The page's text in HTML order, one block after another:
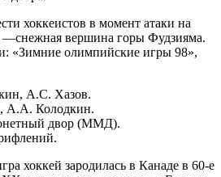
хоккеистов в момент атаки на
—снежная вершина горы Фудзияма.
«Зимние олимпийские игры 98»,
А.С. Хазов.
А.А. Колодкин.
двор (ММД).
хоккей зародилась в Канаде в 60-е